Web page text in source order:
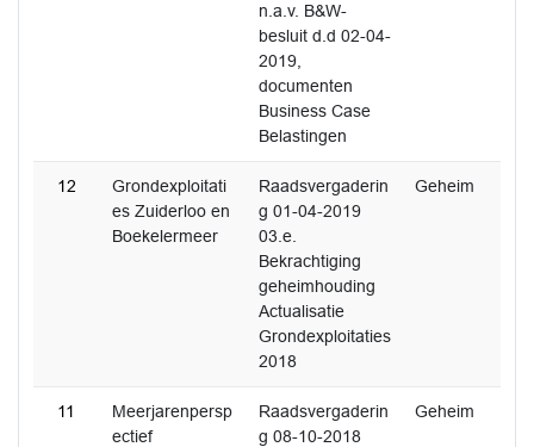
n.a.v. B&W-
besluit d.d 02-04-
2019,
documenten
Business Case
Belastingen
12
Grondexploitati
es Zuiderloo en
Boekelermeer
Raadsvergaderin
g 01-04-2019
03.e.
Bekrachtiging
geheimhouding
Actualisatie
Grondexploitaties
2018
Geheim
11
Meerjarenpersp
ectief
Raadsvergaderin
g 08-10-2018
Geheim